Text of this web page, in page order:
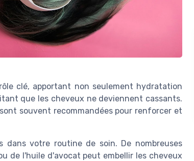
clé, apportant non seulement hydratation
que les cheveux ne deviennent cassants.
souvent recommandées pour renforcer et
votre routine de soin. De nombreuses
de l'huile d'avocat peut embellir les cheveux